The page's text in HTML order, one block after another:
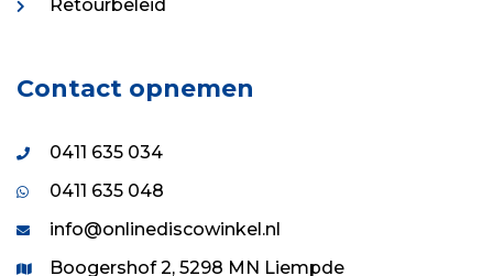
Retourbeleid
Contact opnemen
0411 635 034
0411 635 048
info@onlinediscowinkel.nl
Boogershof 2, 5298 MN Liempde